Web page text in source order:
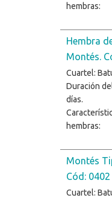
hembras:
Hembra
Montés.
Cuartel:
Duración
días.
hembras:
Montés
Cód: 0402
Cuartel: